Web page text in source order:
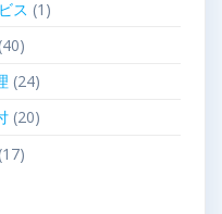
ス (1)
(40)
(24)
(20)
(17)